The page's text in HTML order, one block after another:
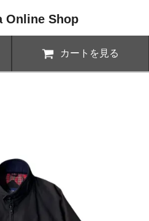
Online Shop
カートを見る